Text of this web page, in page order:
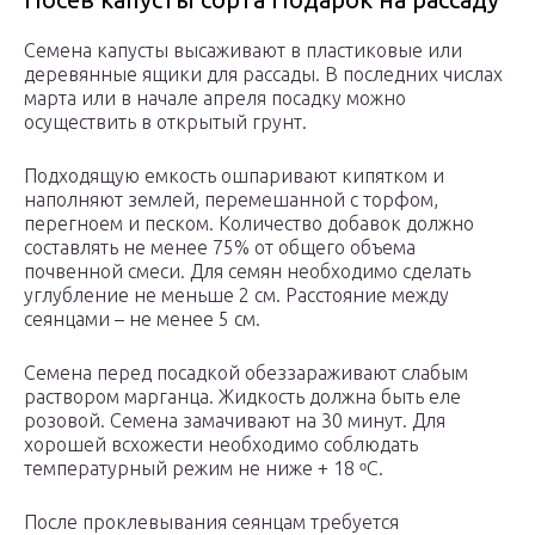
Семена капусты высаживают в пластиковые или
деревянные ящики для рассады. В последних числах
марта или в начале апреля посадку можно
осуществить в открытый грунт.
Подходящую емкость ошпаривают кипятком и
наполняют землей, перемешанной с торфом,
перегноем и песком. Количество добавок должно
составлять не менее 75% от общего объема
почвенной смеси. Для семян необходимо сделать
углубление не меньше 2 см. Расстояние между
сеянцами – не менее 5 см.
Семена перед посадкой обеззараживают слабым
раствором марганца. Жидкость должна быть еле
розовой. Семена замачивают на 30 минут. Для
хорошей всхожести необходимо соблюдать
температурный режим не ниже + 18 ᵒС.
После проклевывания сеянцам требуется